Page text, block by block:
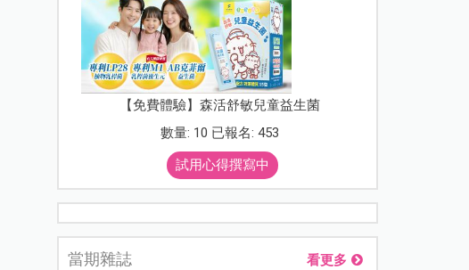
【免費體驗】森活舒敏兒童益生菌
數量: 10 已報名: 453
試用心得撰寫中
當期雜誌 看更多